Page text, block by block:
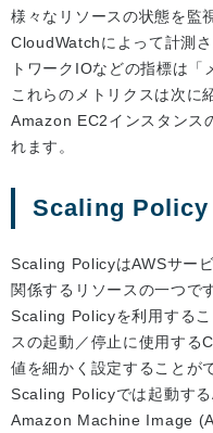
様々なリソースの状態を監
CloudWatchによって計測
トワークIOなどの指標は「
これらのメトリクスは次に
Amazon EC2インスタンス
れます。
Scaling Policy
Scaling PolicyはAWSサー
関係するリソースの一つで
Scaling Policyを利用する
スの起動／停止に使用する
値を細かく設定することが
Scaling Policyでは起動す
Amazon Machine Image